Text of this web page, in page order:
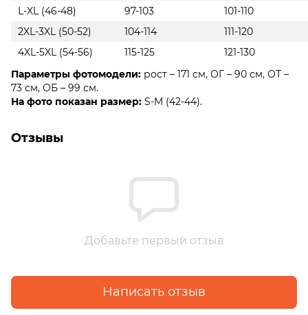
L-XL (46-48) 97-103
101-110
2XL-3XL (50-52)
104-114
111-120
4XL-5XL (54-56)
115-125
121-130
Параметры фотомодели: рост – 171 см, ОГ – 90 см, ОТ –
73 см, ОБ – 99 см.
На фото показан размер: S-M (42-44).
Отзывы
Добавьте первый отзыв
Написать отзыв